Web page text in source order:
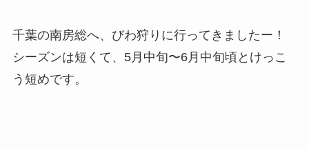
千葉の南房総へ、びわ狩りに行ってきましたー！
シーズンは短くて、5月中旬〜6月中旬頃とけっこ
う短めです。